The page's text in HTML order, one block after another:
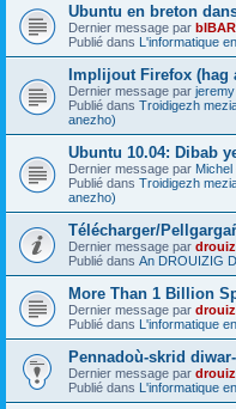
Ubuntu en breton
Dernier message par bIBAR
Publié dans L'informatique
Implijout Firefox (hag
Dernier message par jeremy
Publié dans Troidigezh
anezho)
Ubuntu 10.04: Dibab
Dernier message par Michel
Publié dans Troidigezh
anezho)
Télécharger/
Dernier message par
Publié dans An DROUIZIG
More Than 1 Billion
Dernier message par
Publié dans L'informatique
Pennadoù-skrid
Dernier message par
Publié dans L'informatique